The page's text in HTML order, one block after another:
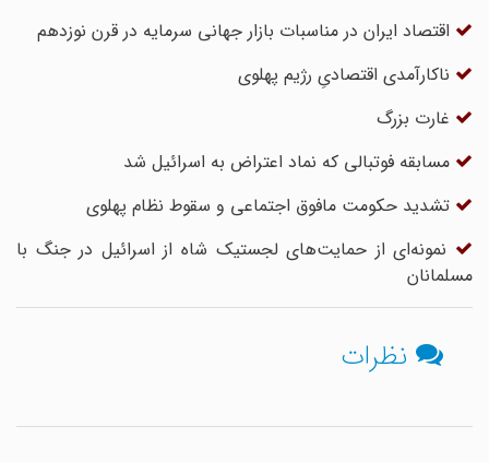
اقتصاد ایران در مناسبات بازار جهانی سرمایه در قرن نوزدهم
ناکارآمدی اقتصادیِ رژیم پهلوی
غارت بزرگ
مسابقه فوتبالی که نماد اعتراض به اسرائیل شد
تشدید حکومت مافوق اجتماعی و سقوط نظام پهلوی
نمونه‌ای از حمایت‌های لجستیک شاه از اسرائیل در جنگ با
مسلمانان
نظرات